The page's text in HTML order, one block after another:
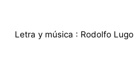
Letra y música : Rodolfo Lugo